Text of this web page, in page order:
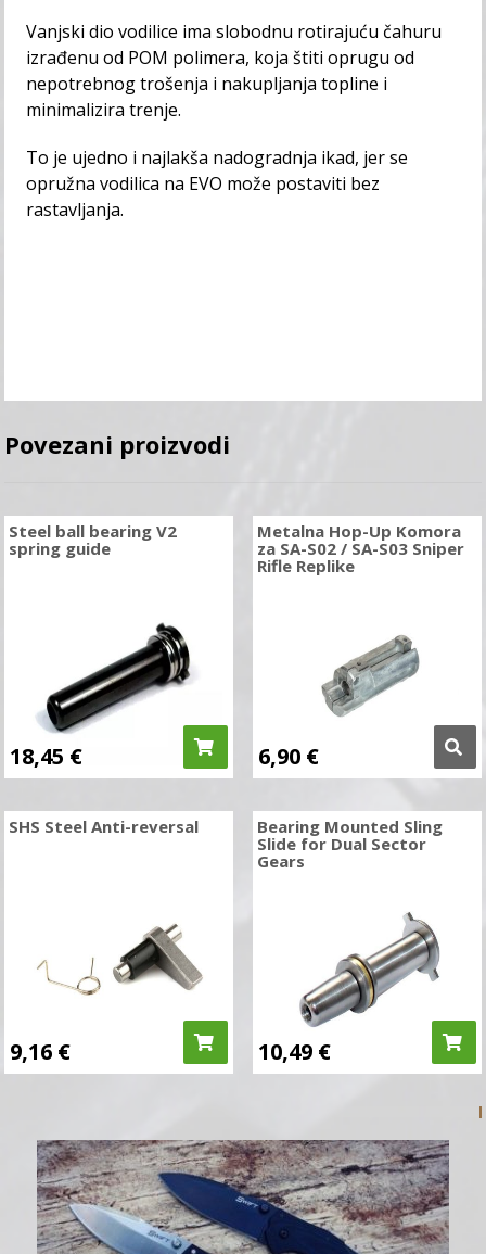
Vanjski dio vodilice ima slobodnu rotirajuću čahuru
izrađenu od POM polimera, koja štiti oprugu od
nepotrebnog trošenja i nakupljanja topline i
minimalizira trenje.
To je ujedno i najlakša nadogradnja ikad, jer se
opružna vodilica na EVO može postaviti bez
rastavljanja.
Povezani proizvodi
Steel ball bearing V2
spring guide
18,45 €
Metalna Hop-Up Komora
za SA-S02 / SA-S03 Sniper
Rifle Replike
6,90 €
SHS Steel Anti-reversal
9,16 €
Bearing Mounted Sling
Slide for Dual Sector
Gears
10,49 €